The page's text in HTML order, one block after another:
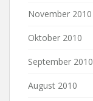
November 2010
Oktober 2010
September 2010
August 2010